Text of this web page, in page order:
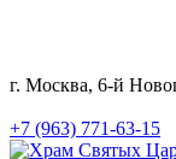
г. Москва, 6-й
+7 (963) 771-63-15